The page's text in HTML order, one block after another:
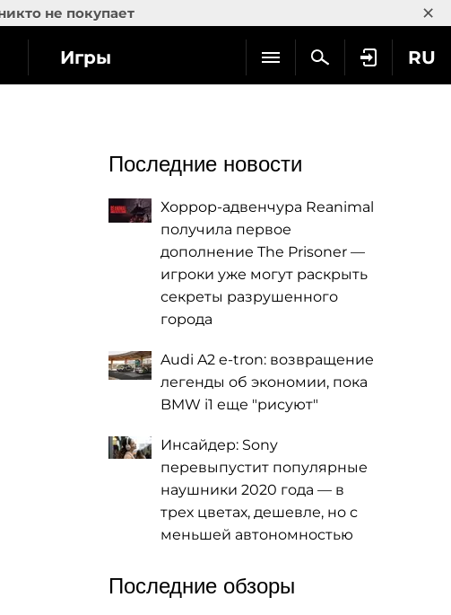
не покупает ×
RU
Игры
Последние новости
Хоррор-адвенчура Reanimal
получила первое
дополнение The Prisoner —
игроки уже могут раскрыть
секреты разрушенного
города
Audi A2 e-tron: возвращение
легенды об экономии, пока
BMW i1 еще "рисуют"
Инсайдер: Sony
перевыпустит популярные
наушники 2020 года — в
трех цветах, дешевле, но с
меньшей автономностью
Последние обзоры